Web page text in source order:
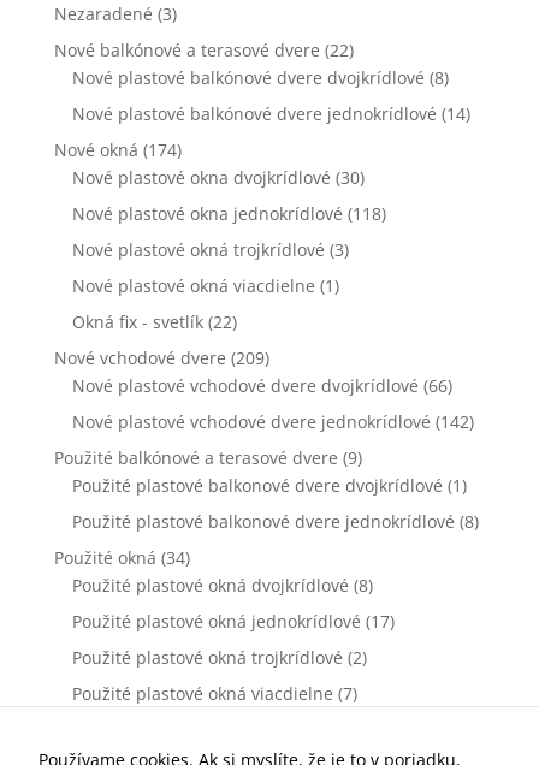
Nezaradené (3)
Nové balkónové a terasové dvere (22)
Nové plastové balkónové dvere dvojkrídlové (8)
Nové plastové balkónové dvere jednokrídlové (14)
Nové okná (174)
Nové plastové okna dvojkrídlové (30)
Nové plastové okna jednokrídlové (118)
Nové plastové okná trojkrídlové (3)
Nové plastové okná viacdielne (1)
Okná fix - svetlík (22)
Nové vchodové dvere (209)
Nové plastové vchodové dvere dvojkrídlové (66)
Nové plastové vchodové dvere jednokrídlové (142)
Použité balkónové a terasové dvere (9)
Použité plastové balkonové dvere dvojkrídlové (1)
Použité plastové balkonové dvere jednokrídlové (8)
Použité okná (34)
Použité plastové okná dvojkrídlové (8)
Použité plastové okná jednokrídlové (17)
Použité plastové okná trojkrídlové (2)
Použité plastové okná viacdielne (7)
Použité plastové vchodové dvere dvojkrídlové (0)
Používame cookies. Ak si myslíte, že je to v poriadku,
vašej návštevy
fungovala čo
najlepšie. Ak
tieto súbory
odmietnete,
funkcie z
webovej
stránky zmiznú.
svojich záujmov
a správania
počas návštevy
našej stránky
zvyšujete šancu
kvalitnejšie
ponúk.